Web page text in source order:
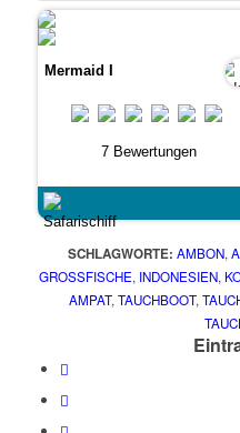
Mermaid I
7 Bewertungen
SCHLAGWORTE: AMBON,
GROSSFISCHE , INDONESIEN,
AMPAT,TAUCHBOOT,